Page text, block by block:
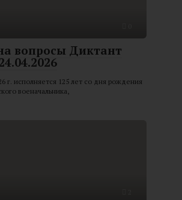
вопросы Диктант
г. исполняется 125 лет со дня рождения
военачальника,